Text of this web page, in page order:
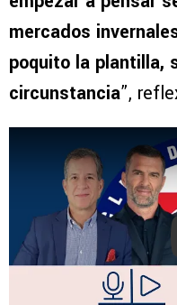
mercados
poquito la plantilla,
circunstancia”,